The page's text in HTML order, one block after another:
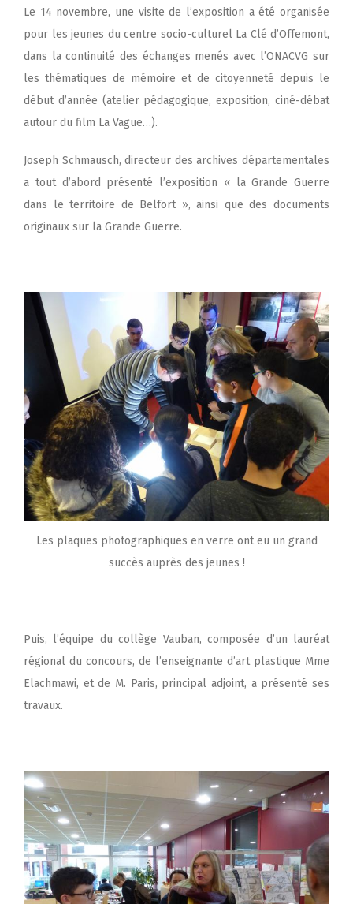
Le 14 novembre, une visite de l’exposition a été organisée
pour les jeunes du centre socio-culturel La Clé d’Offemont,
dans la continuité des échanges menés avec l’ONACVG sur
les thématiques de mémoire et de citoyenneté depuis le
début d’année (atelier pédagogique, exposition, ciné-débat
autour du film La Vague…).
Joseph Schmausch, directeur des archives départementales
a tout d’abord présenté l’exposition « la Grande Guerre
dans le territoire de Belfort », ainsi que des documents
originaux sur la Grande Guerre.
Les plaques photographiques en verre ont eu un grand
succès auprès des jeunes !
Puis, l’équipe du collège Vauban, composée d’un lauréat
régional du concours, de l’enseignante d’art plastique Mme
Elachmawi, et de M. Paris, principal adjoint, a présenté ses
travaux.